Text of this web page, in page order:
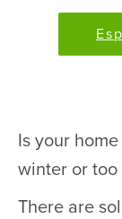
Is your
winter or too
There are